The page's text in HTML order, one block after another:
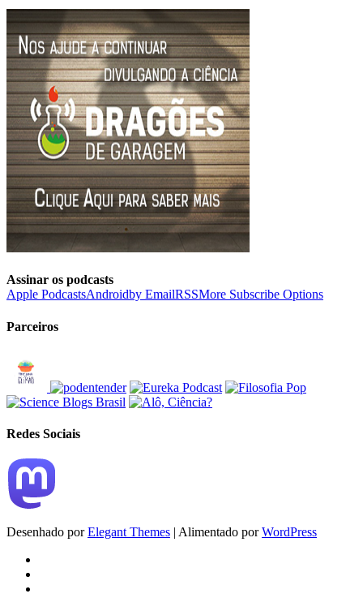
Assinar os podcasts
Apple PodcastsAndroidby EmailRSSMore Subscribe Options
Parceiros
Redes Sociais
Desenhado porElegant Themes | Alimentado porWordPress